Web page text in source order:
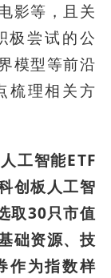
影等，且关
极尝试的公
模型等前沿
梳理相关方
工智能ETF
创板人工智
取30只市值
础资源、技
作为指数样